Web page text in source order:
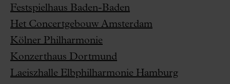
Festspielhaus Baden-Baden
Het Concertgebouw Amsterdam
Kölner Philharmonie
Konzerthaus Dortmund
Laeiszhalle Elbphilharmonie Hamburg